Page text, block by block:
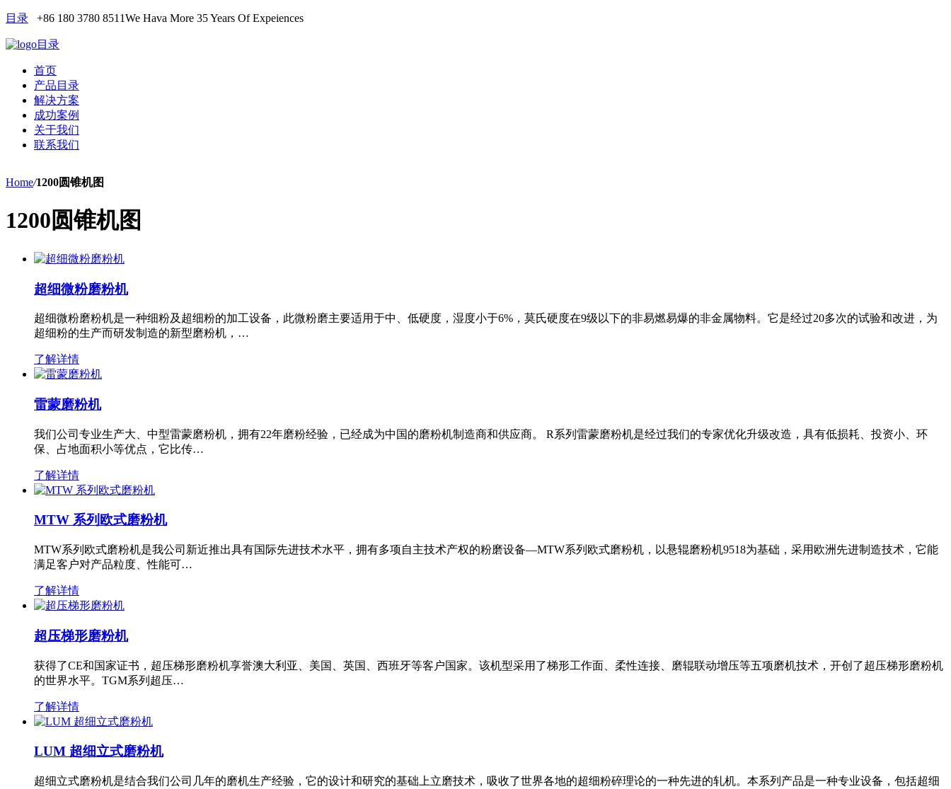
目录 +86 180 3780 8511We Hava More 35 Years Of Expeiences
目录
首页
产品目录
解决方案
成功案例
关于我们
联系我们
Home/1200圆锥机图
1200圆锥机图
超细微粉磨粉机
超细微粉磨粉机是一种细粉及超细粉的加工设备，此微粉磨主要适用于中、低硬度，湿度小于6%，莫氏硬度在9级以下的非易燃易爆的非金属物料。它是经过20多次的试验和改进，为
超细粉的生产而研发制造的新型磨粉机，…
了解详情
雷蒙磨粉机
我们公司专业生产大、中型雷蒙磨粉机，拥有22年磨粉经验，已经成为中国的磨粉机制造商和供应商。 R系列雷蒙磨粉机是经过我们的专家优化升级改造，具有低损耗、投资小、环
保、占地面积小等优点，它比传…
了解详情
MTW 系列欧式磨粉机
MTW系列欧式磨粉机是我公司新近推出具有国际先进技术水平，拥有多项自主技术产权的粉磨设备—MTW系列欧式磨粉机，以悬辊磨粉机9518为基础，采用欧洲先进制造技术，它能
满足客户对产品粒度、性能可…
了解详情
超压梯形磨粉机
获得了CE和国家证书，超压梯形磨粉机享誉澳大利亚、美国、英国、西班牙等客户国家。该机型采用了梯形工作面、柔性连接、磨辊联动增压等五项磨机技术，开创了超压梯形磨粉机
的世界水平。TGM系列超压…
了解详情
LUM 超细立式磨粉机
超细立式磨粉机是结合我们公司几年的磨机生产经验，它的设计和研究的基础上立磨技术，吸收了世界各地的超细粉碎理论的一种先进的轧机。本系列产品是一种专业设备，包括超细